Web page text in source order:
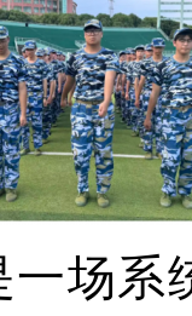
一场系